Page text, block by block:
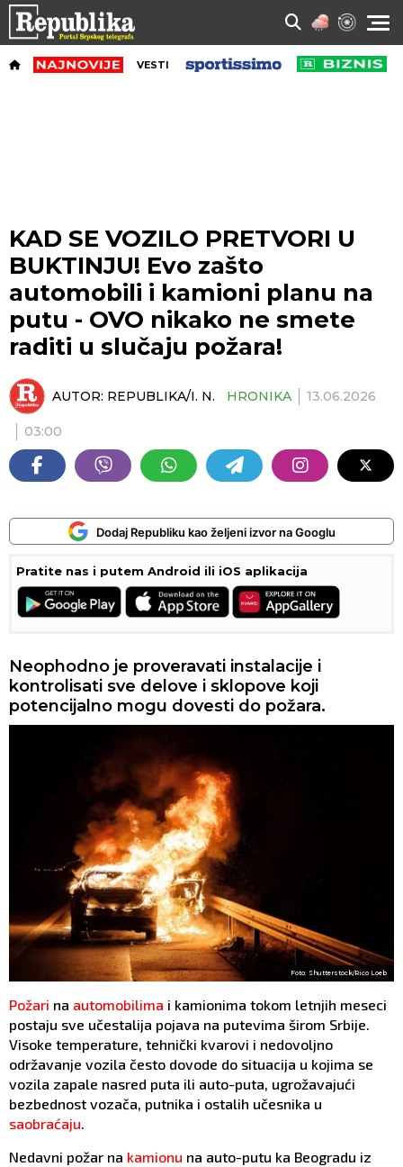
VESTI
KAD SE VOZILO PRETVORI U
BUKTINJU! Evo zašto
automobili i kamioni planu na
putu - OVO nikako ne smete
raditi u slučaju požara!
AUTOR: REPUBLIKA/I. N. HRONIKA 13.06.2026
03:00
Dodaj Republiku kao željeni izvor na Googlu
Pratite nas i putem Android ili iOS aplikacija
Neophodno je proveravati instalacije i
kontrolisati sve delove i sklopove koji
potencijalno mogu dovesti do požara.
Foto: Shutterstock/Rico Loeb
Požari na automobilima i kamionima tokom letnjih meseci
postaju sve učestalija pojava na putevima širom Srbije.
Visoke temperature, tehnički kvarovi i nedovoljno
održavanje vozila često dovode do situacija u kojima se
vozila zapale nasred puta ili auto-puta, ugrožavajući
bezbednost vozača, putnika i ostalih učesnika u
saobraćaju.
Nedavni požar na kamionu na auto-putu ka Beogradu iz